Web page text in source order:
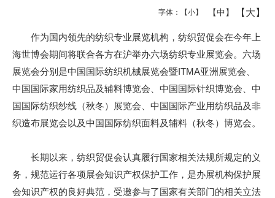
字体： 【小】 【中】 【大】
作为国内领先的纺织专业展览机构，纺织贸促会在今年上
海世博会期间将联合各方在沪举办六场纺织专业展览会。六场
展览会分别是中国国际纺织机械展览会暨ITMA亚洲展览会、
中国国际家用纺织品及辅料博览会、中国国际针织博览会、中
国国际纺织纱线（秋冬）展览会、中国国际产业用纺织品及非
织造布展览会以及中国国际纺织面料及辅料（秋冬）博览会。
长期以来，纺织贸促会认真履行国家相关法规所规定的义
务，规范运行各项展会知识产权保护工作，是办展机构保护展
会知识产权的良好典范，受邀参与了国家有关部门的相关立法